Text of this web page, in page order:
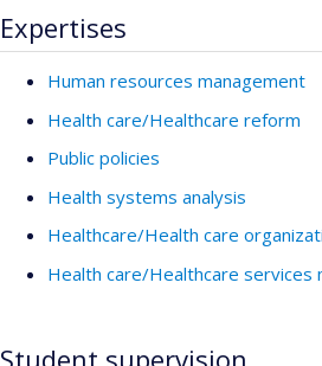
Expertises
Human resources management
Health care/Healthcare reform
Public policies
Health systems analysis
Healthcare/Health care
Health care/Healthcare services
Student supervision